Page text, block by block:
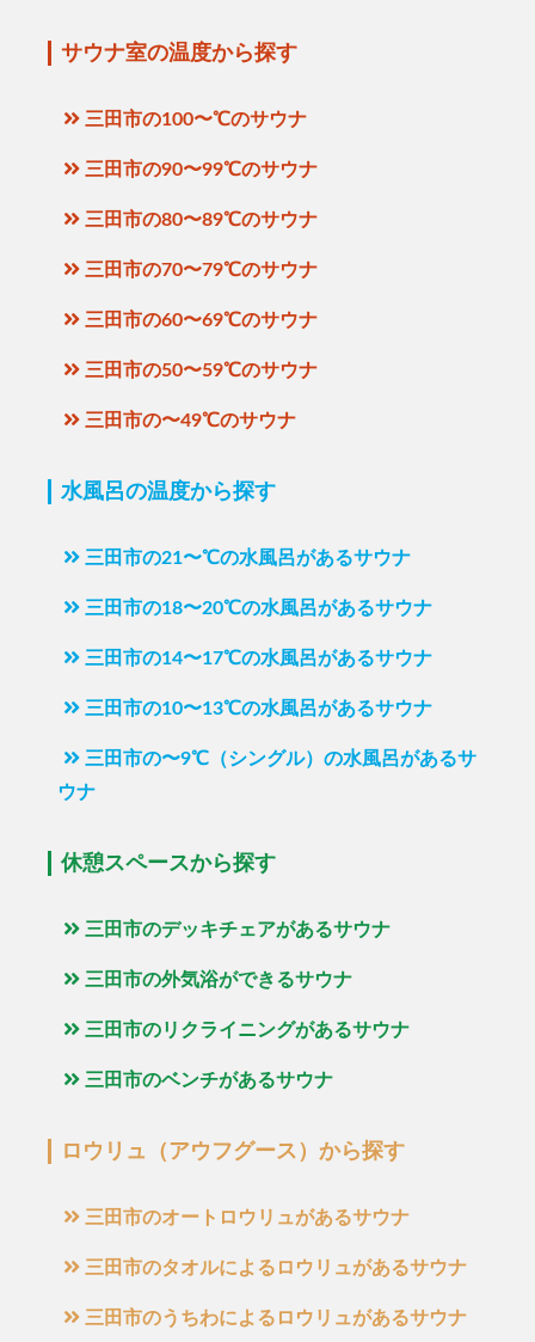
サウナ室の温度から探す
三田市の100〜℃のサウナ
三田市の90〜99℃のサウナ
三田市の80〜89℃のサウナ
三田市の70〜79℃のサウナ
三田市の60〜69℃のサウナ
三田市の50〜59℃のサウナ
三田市の〜49℃のサウナ
水風呂の温度から探す
三田市の21〜℃の水風呂があるサウナ
三田市の18〜20℃の水風呂があるサウナ
三田市の14〜17℃の水風呂があるサウナ
三田市の10〜13℃の水風呂があるサウナ
三田市の〜9℃（シングル）の水風呂があるサ
ウナ
休憩スペースから探す
三田市のデッキチェアがあるサウナ
三田市の外気浴ができるサウナ
三田市のリクライニングがあるサウナ
三田市のベンチがあるサウナ
ロウリュ（アウフグース）から探す
三田市のオートロウリュがあるサウナ
三田市のタオルによるロウリュがあるサウナ
三田市のうちわによるロウリュがあるサウナ